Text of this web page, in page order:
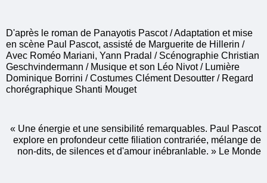
D'après le roman de Panayotis Pascot / Adaptation et mise
en scène Paul Pascot, assisté de Marguerite de Hillerin /
Avec Roméo Mariani, Yann Pradal / Scénographie Christian
Geschvindermann / Musique et son Léo Nivot / Lumière
Dominique Borrini / Costumes Clément Desoutter / Regard
chorégraphique Shanti Mouget
« Une énergie et une sensibilité remarquables. Paul Pascot
explore en profondeur cette filiation contrariée, mélange de
non-dits, de silences et d'amour inébranlable. » Le Monde